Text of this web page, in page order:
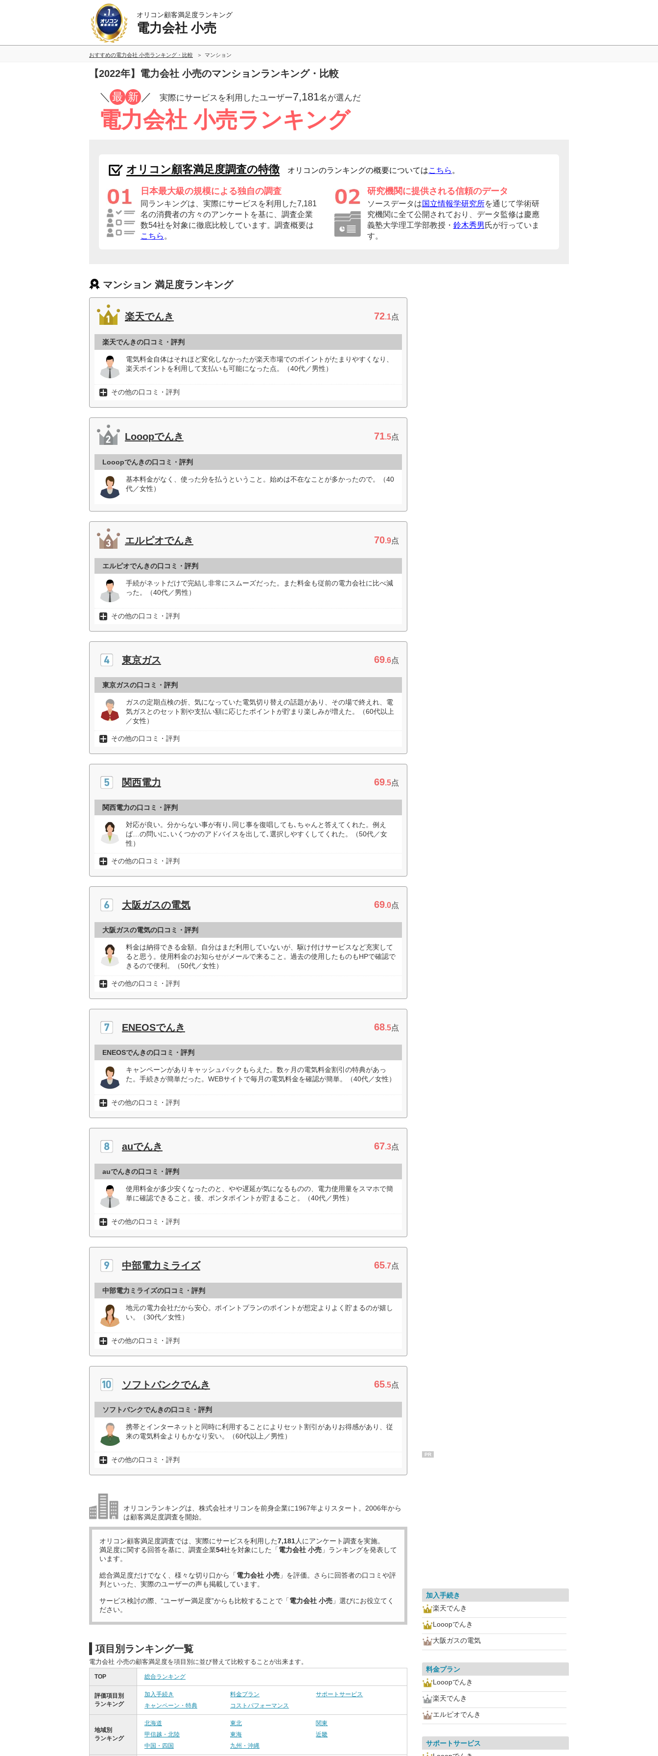
オリコン顧客満足度ランキング
電力会社 小売
おすすめの電力会社 小売ランキング・比較 マンション
【2022年】電力会社 小売のマンションランキング・比較
／ 最 新 ／ 実際にサービスを利用したユーザー7,181名が選んだ
電力会社 小売ランキング
オリコン顧客満足度調査の特徴 オリコンのランキングの概要についてはこちら 。
日本最大級の規模による独自の調査
同ランキングは、実際にサービスを利用した7,181
名の消費者の方々のアンケートを基に、調査企業
数54社を対象に徹底比較しています。調査概要は
こちら 。
研究機関に提供される信頼のデータ
ソースデータは国立情報学研究所を通じて学術研
究機関に全て公開されており、データ監修は慶應
義塾大学理工学部教授・ 鈴木秀男 氏が行っていま
す。
マンション 満足度ランキング
楽天でんき 72.1点
楽天でんきの口コミ・評判
電気料金自体はそれほど変化しなかったが楽天市場でのポイントがたまりやすくなり、
楽天ポイントを利用して支払いも可能になった点。（40代／男性）
その他の口コミ・評判
Looopでんき 71.5点
Looopでんきの口コミ・評判
基本料金がなく、使った分を払うということ。始めは不在なことが多かったので。（40
代／女性）
エルピオでんき 70.9点
エルピオでんきの口コミ・評判
手続がネットだけで完結し非常にスムーズだった。また料金も従前の電力会社に比べ減
った。（40代／男性）
その他の口コミ・評判
東京ガス 69.6点
東京ガスの口コミ・評判
ガスの定期点検の折、気になっていた電気切り替えの話題があり、その場で終えれ、電
気ガスとのセット割や支払い額に応じたポイントが貯まり楽しみが増えた。（60代以上
／女性）
その他の口コミ・評判
関西電力 69.5点
関西電力の口コミ・評判
対応が良い。分からない事が有り､同じ事を復唱しても､ちゃんと答えてくれた。例え
ば…の問いに､いくつかのアドバイスを出して､選択しやすくしてくれた。（50代／女
性）
その他の口コミ・評判
大阪ガスの電気 69.0点
大阪ガスの電気の口コミ・評判
料金は納得できる金額。自分はまだ利用していないが、駆け付けサービスなど充実して
ると思う。使用料金のお知らせがメールで来ること。過去の使用したものもHPで確認で
きるので便利。（50代／女性）
その他の口コミ・評判
ENEOSでんき 68.5点
ENEOSでんきの口コミ・評判
キャンペーンがありキャッシュバックもらえた。数ヶ月の電気料金割引の特典があっ
た。手続きが簡単だった。WEBサイトで毎月の電気料金を確認が簡単。（40代／女性）
その他の口コミ・評判
auでんき 67.3点
auでんきの口コミ・評判
使用料金が多少安くなったのと、やや遅延が気になるものの、電力使用量をスマホで簡
単に確認できること。後、ポンタポイントが貯まること。（40代／男性）
その他の口コミ・評判
中部電力ミライズ 65.7点
中部電力ミライズの口コミ・評判
地元の電力会社だから安心。ポイントプランのポイントが想定よりよく貯まるのが嬉し
い。（30代／女性）
その他の口コミ・評判
ソフトバンクでんき 65.5点
ソフトバンクでんきの口コミ・評判
携帯とインターネットと同時に利用することによりセット割引がありお得感があり、従
来の電気料金よりもかなり安い。（60代以上／男性）
その他の口コミ・評判
オリコンランキングは、株式会社オリコンを前身企業に1967年よりスタート。2006年から
は顧客満足度調査を開始。
オリコン顧客満足度調査では、実際にサービスを利用した7,181人にアンケート調査を実施。
満足度に関する回答を基に、調査企業54社を対象にした「電力会社 小売 」ランキングを発表して
います。
総合満足度だけでなく、様々な切り口から「電力会社 小売 」を評価。さらに回答者の口コミや評
判といった、実際のユーザーの声も掲載しています。
サービス検討の際、“ユーザー満足度”からも比較することで「電力会社 小売 」選びにお役立てく
ださい。
項目別ランキング一覧
電力会社 小売の顧客満足度を項目別に並び替えて比較することが出来ます。
TOP 総合ランキング
評価項目別
ランキング
加入手続き 料金プラン
サポートサービス
キャンペーン・特典
コストパフォーマンス
地域別
ランキング
北海道 東北
関東
甲信越・北陸
東海
近畿
中国・四国
九州・沖縄
PR
加入手続き
楽天でんき
Looopでんき
大阪ガスの電気
料金プラン
Looopでんき
楽天でんき
エルピオでんき
サポートサービス